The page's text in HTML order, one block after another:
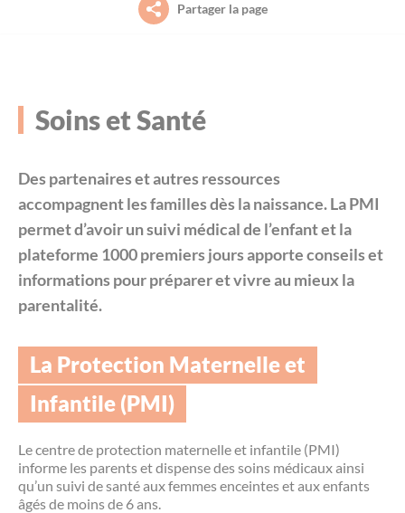
Petite enfance (0-3 ans)
Habitat / Urbanisme
Environnement
Déplacements
Payer en ligne
Habitat
Économie
Emploi et formation professionnelle
Environnement
Eau et assainissement
Travaux
guidées…)
Les compétences
Les grands projets
Les marchés publics
Le budget
Les offres d’emploi de la communauté de
Nos publications
Partager la page
Soins et Santé
Des partenaires et autres ressources
accompagnent les familles dès la naissance. La PMI
permet d’avoir un suivi médical de l’enfant et la
plateforme 1000 premiers jours apporte conseils et
informations pour préparer et vivre au mieux la
parentalité.
La Protection Maternelle et
Infantile (PMI)
Le centre de protection maternelle et infantile (PMI)
informe les parents et dispense des soins médicaux ainsi
qu’un suivi de santé aux femmes enceintes et aux enfants
âgés de moins de 6 ans.